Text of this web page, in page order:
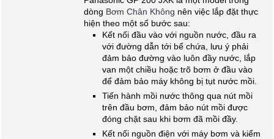
dòng Bơm Chân Không nên việc lắp đặt thực
hiện theo một số bước sau:
Kết nối đầu vào với nguồn nước, đầu ra
với đường dẫn tới bể chứa, lưu ý phải
đảm bảo đường vào luôn đầy nước, lắp
van một chiều hoặc trõ bơm ở đầu vào
để đảm bảo máy không bị tụt nước mồi.
Tiến hành mồi nước thông qua nút mồi
trên đầu bơm, đảm bảo nút mồi được
đóng chặt sau khi bơm đã mồi đầy.
Kết nối nguồn điện với máy bơm và kiểm